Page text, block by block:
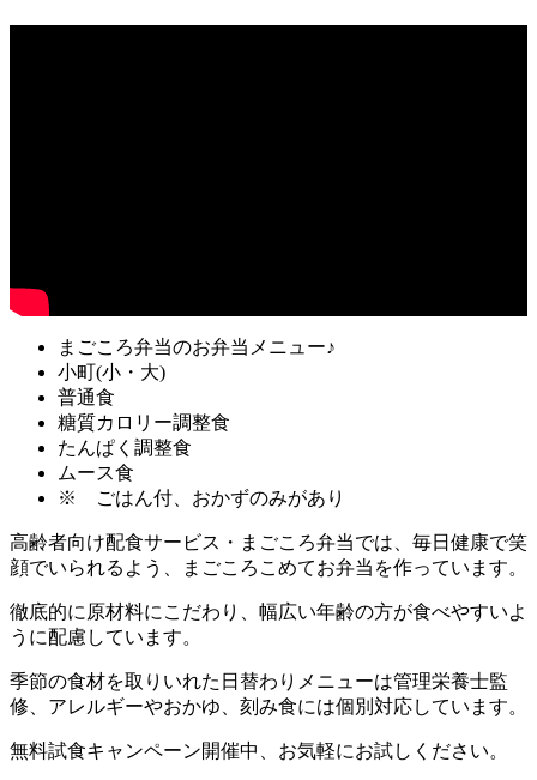
まごころ弁当のお弁当メニュー♪
小町(小・大)
普通食
糖質カロリー調整食
たんぱく調整食
ムース食
※ ごはん付、おかずのみがあり
高齢者向け配食サービス・まごころ弁当では、毎日健康で笑
顔でいられるよう、まごころこめてお弁当を作っています。
徹底的に原材料にこだわり、幅広い年齢の方が食べやすいよ
うに配慮しています。
季節の食材を取りいれた日替わりメニューは管理栄養士監
修、アレルギーやおかゆ、刻み食には個別対応しています。
無料試食キャンペーン開催中、お気軽にお試しください。